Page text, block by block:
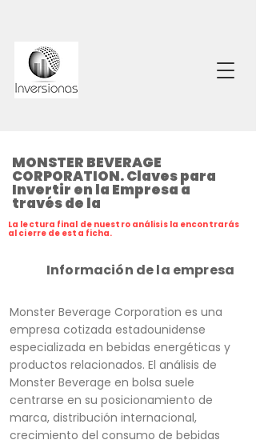
MONSTER BEVERAGE
CORPORATION. Claves para
Invertir en la Empresa a
través de la
La lectura final de nuestro análisis la encontrarás
al cierre de esta ficha.
Información de la empresa
Monster Beverage Corporation es una
empresa cotizada estadounidense
especializada en bebidas energéticas y
productos relacionados. El análisis de
Monster Beverage en bolsa suele
centrarse en su posicionamiento de
marca, distribución internacional,
crecimiento del consumo de bebidas